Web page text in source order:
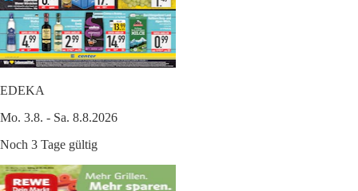
EDEKA
Mo. 3.8. - Sa. 8.8.2026
Noch 3 Tage gültig